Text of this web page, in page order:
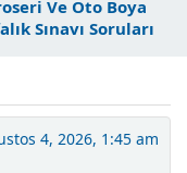
Ve Oto Boya
Sınavı Soruları
4, 2026, 1:45 am